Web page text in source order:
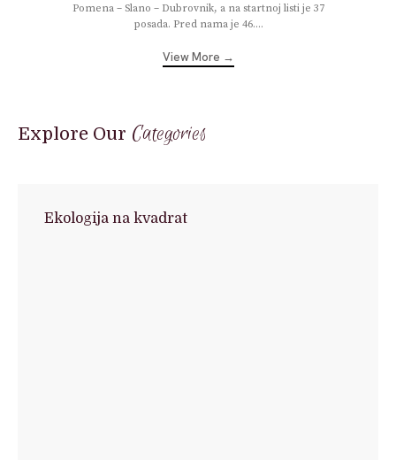
Pomena – Slano – Dubrovnik, a na startnoj listi je 37
posada. Pred nama je 46....
View More →
Explore Our Categories
Ekologija na kvadrat